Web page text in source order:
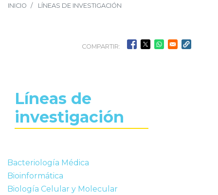
INICIO LÍNEAS DE INVESTIGACIÓN
COMPARTIR:
Líneas de
investigación
Bacteriología Médica
Bioinformática
Biología Celular y Molecular